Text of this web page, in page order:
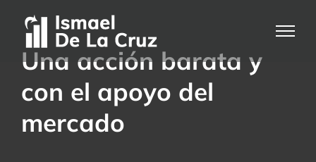
Una acción barata y
con el apoyo del
mercado